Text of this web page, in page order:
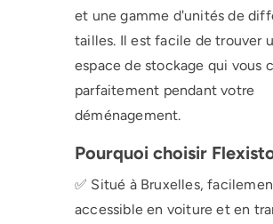
et une gamme d'unités de
tailles. Il est facile de trouver
espace de stockage qui vous
parfaitement pendant votre
déménagement.
Pourquoi choisir
✅ Situé à Bruxelles,
accessible en voiture et en